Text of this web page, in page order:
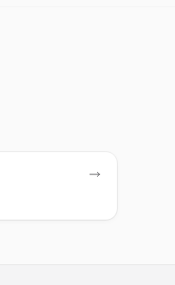
Wellington